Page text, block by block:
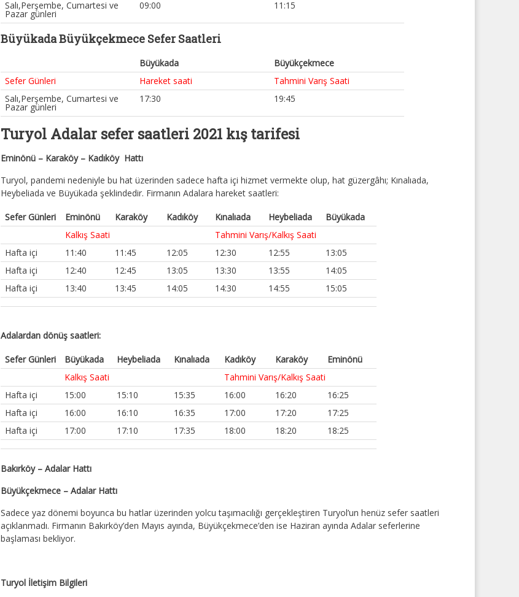
Salı,Perşembe, Cumartesi ve
Pazar günleri
09:00 11:15
Büyükada Büyükçekmece Sefer Saatleri
Büyükada
Büyükçekmece
Sefer Günleri
Hareket saati
Tahmini Varış Saati
Salı,Perşembe, Cumartesi ve
Pazar günleri
17:30 19:45
Turyol Adalar sefer saatleri 2021 kış tarifesi
Eminönü – Karaköy – Kadıköy Hattı
Turyol, pandemi nedeniyle bu hat üzerinden sadece hafta içi hizmet vermekte olup, hat güzergâhı; Kınalıada,
Heybeliada ve Büyükada şeklindedir. Firmanın Adalara hareket saatleri:
Sefer Günleri Eminönü Karaköy Kadıköy Kınalıada Heybeliada
Büyükada
Kalkış Saati
Tahmini Varış/Kalkış Saati
Hafta içi
11:40 11:45 12:05 12:30 12:55
13:05
Hafta içi
12:40 12:45 13:05 13:30 13:55
14:05
Hafta içi
13:40 13:45 14:05 14:30 14:55 15:05
Adalardan dönüş saatleri:
Sefer Günleri Büyükada Heybeliada Kınalıada Kadıköy Karaköy
Eminönü
Kalkış Saati
Tahmini Varış/Kalkış Saati
Hafta içi
15:00 15:10 15:35 16:00 16:20
16:25
Hafta içi
16:00 16:10 16:35 17:00 17:20
17:25
Hafta içi
17:00 17:10 17:35 18:00 18:20 18:25
Bakırköy – Adalar Hattı
Büyükçekmece – Adalar Hattı
Sadece yaz dönemi boyunca bu hatlar üzerinden yolcu taşımacılığı gerçekleştiren Turyol’un henüz sefer saatleri
açıklanmadı. Firmanın Bakırköy’den Mayıs ayında, Büyükçekmece’den ise Haziran ayında Adalar seferlerine
başlaması bekliyor.
Turyol İletişim Bilgileri